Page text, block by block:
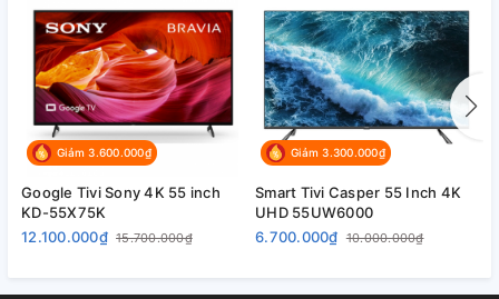
Nơi sản xuất:
Việt Nam
Năm ra mắt:
2021
Hãng:
TCL.
Giảm 3.600.000₫
Google Tivi Sony 4K 55 inch
KD-55X75K
12.100.000₫ 15.700.000₫
Giảm 3.300.000₫
Smart Tivi Casper 55 Inch 4K
UHD 55UW6000
6.700.000₫ 10.000.000₫